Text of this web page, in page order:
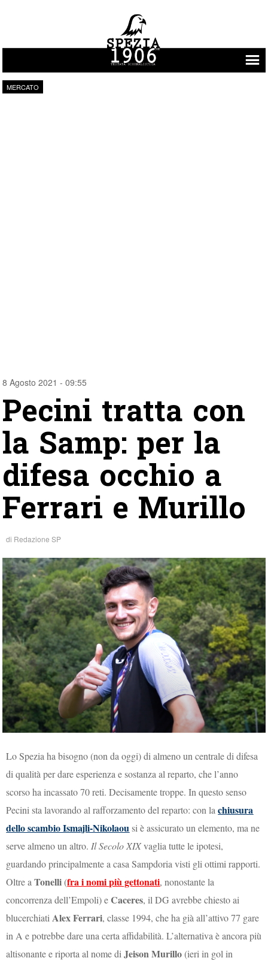
Vai al contenuto
MERCATO
8 Agosto 2021 - 09:55
Pecini tratta con
la Samp: per la
difesa occhio a
Ferrari e Murillo
di Redazione SP
Lo Spezia ha bisogno (non da oggi) di almeno un centrale di difesa
di qualità per dare esperienza e sostanza al reparto, che l’anno
scorso ha incassato 70 reti. Decisamente troppe. In questo senso
Pecini sta lavorando al rafforzamento del reparto: con lachiusura
dello scambio Ismajli-Nikolaousi è assicurato un elemento, ma ne
serve almeno un altro. Il Secolo XIXvaglia tutte le ipotesi,
guardando principalmente a casa Sampdoria visti gli ottimi rapporti.
Oltre aTonelli(fra i nomi più gettonati, nonostante la
concorrenza dell’Empoli) eCaceres, il DG avrebbe chiesto ai
blucerchiati Alex Ferrari, classe 1994, che ha già all’attivo 77 gare
in A e potrebbe dare una certa affidabilità. L’alternativa è ancora più
altisonante e riporta al nome diJeison Murillo(ieri in gol in